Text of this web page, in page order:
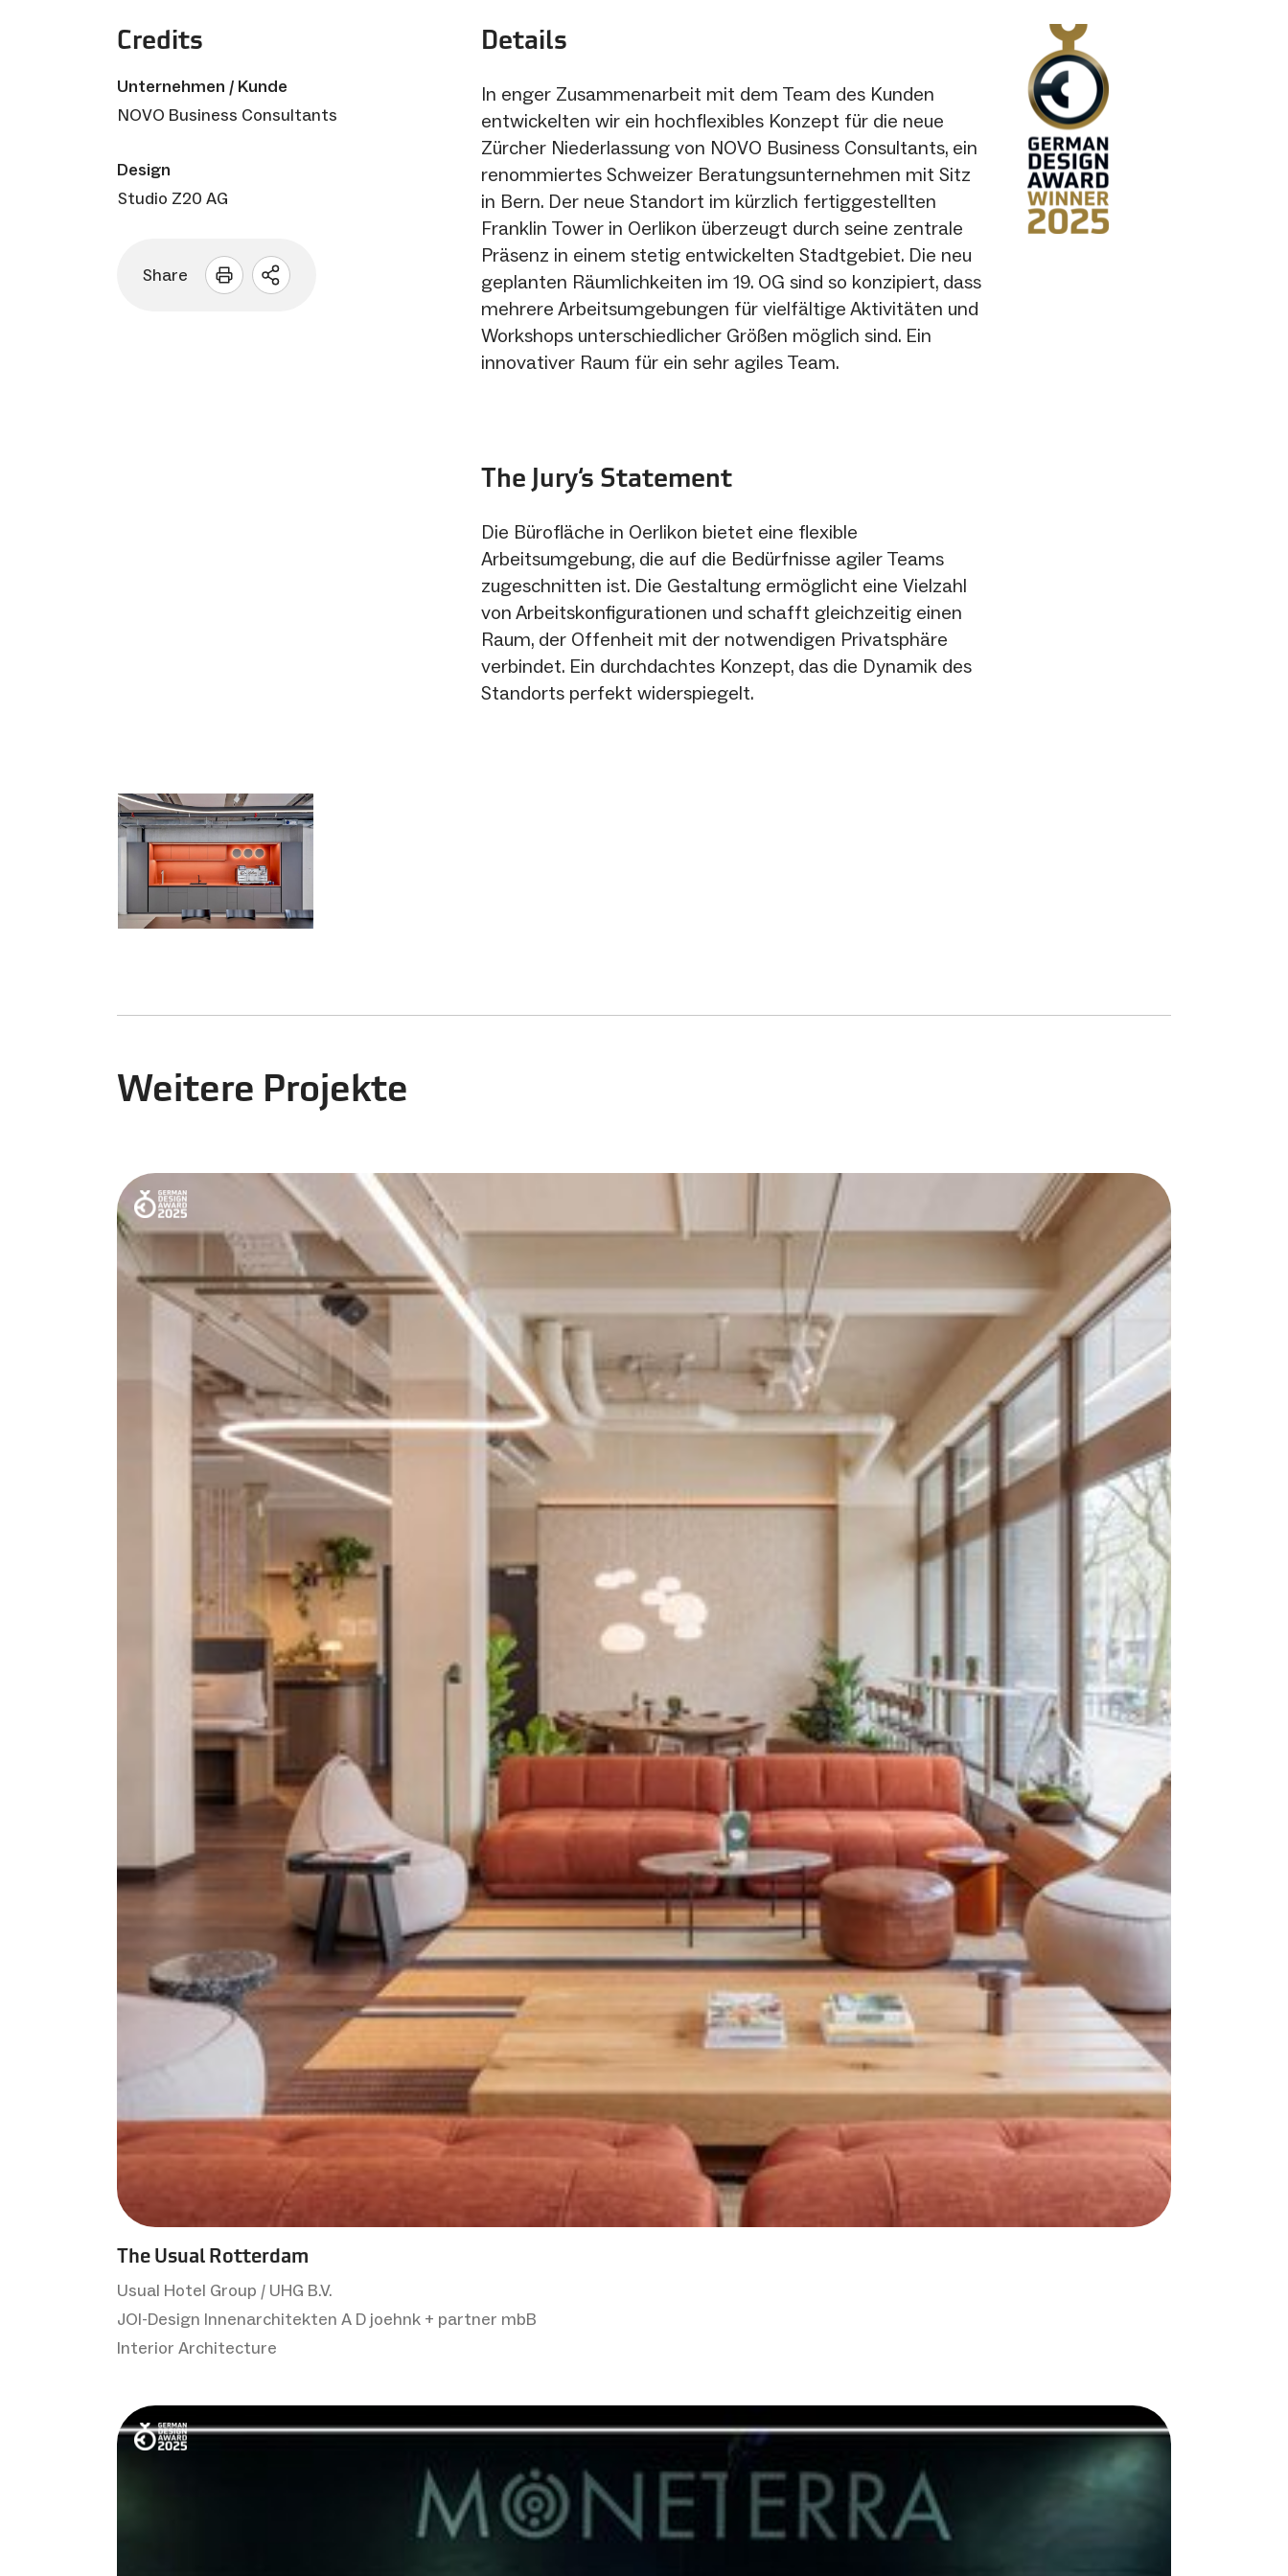
Credits
Unternehmen / Kunde
NOVO Business Consultants
Design
Studio Z20 AG
Share
Sharing
Details
In enger Zusammenarbeit mit dem Team des Kunden
entwickelten wir ein hochflexibles Konzept für die neue
Zürcher Niederlassung von NOVO Business Consultants, ein
renommiertes Schweizer Beratungsunternehmen mit Sitz
in Bern. Der neue Standort im kürzlich fertiggestellten
Franklin Tower in Oerlikon überzeugt durch seine zentrale
Präsenz in einem stetig entwickelten Stadtgebiet. Die neu
geplanten Räumlichkeiten im 19. OG sind so konzipiert, dass
mehrere Arbeitsumgebungen für vielfältige Aktivitäten und
Workshops unterschiedlicher Größen möglich sind. Ein
innovativer Raum für ein sehr agiles Team.
The Jury‘s Statement
Die Bürofläche in Oerlikon bietet eine flexible
Arbeitsumgebung, die auf die Bedürfnisse agiler Teams
zugeschnitten ist. Die Gestaltung ermöglicht eine Vielzahl
von Arbeitskonfigurationen und schafft gleichzeitig einen
Raum, der Offenheit mit der notwendigen Privatsphäre
verbindet. Ein durchdachtes Konzept, das die Dynamik des
Standorts perfekt widerspiegelt.
Weitere Projekte
The Usual Rotterdam
Usual Hotel Group / UHG B.V.
JOI-Design Innenarchitekten A D joehnk + partner mbB
Interior Architecture